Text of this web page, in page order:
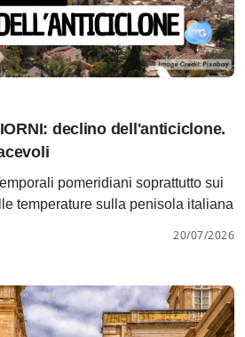
declino dell'anticiclone.
pomeridiani soprattutto sui
temperature sulla penisola italiana
20/07/2026